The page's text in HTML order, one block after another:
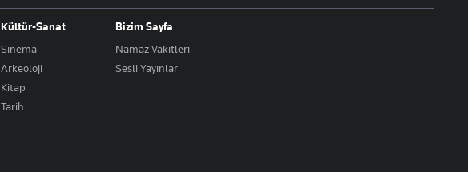
Kültür-Sanat
Sinema
Arkeoloji
Kitap
Tarih
Bizim Sayfa
Namaz Vakitleri
Sesli Yayınlar